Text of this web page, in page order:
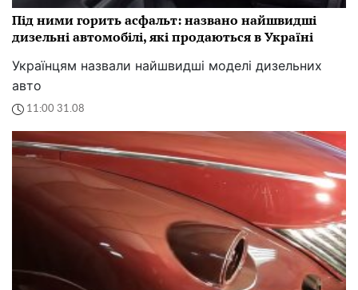
Під ними горить асфальт: названо найшвидші
дизельні автомобілі, які продаються в Україні
Українцям назвали найшвидші моделі дизельних
авто
11:00 31.08